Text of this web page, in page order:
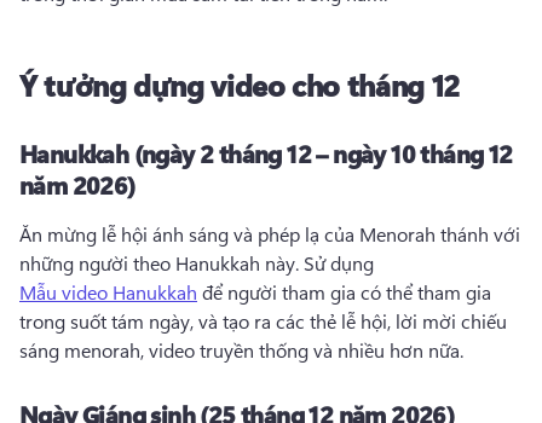
Ý tưởng dựng video cho tháng 12
Hanukkah (ngày 2 tháng 12 – ngày 10 tháng 12
năm 2026)
Ăn mừng lễ hội ánh sáng và phép lạ của Menorah thánh với
những người theo Hanukkah này. Sử dụng
Mẫu video Hanukkah để người tham gia có thể tham gia
trong suốt tám ngày, và tạo ra các thẻ lễ hội, lời mời chiếu
sáng menorah, video truyền thống và nhiều hơn nữa.
Ngày Giáng sinh (25 tháng 12 năm 2026)